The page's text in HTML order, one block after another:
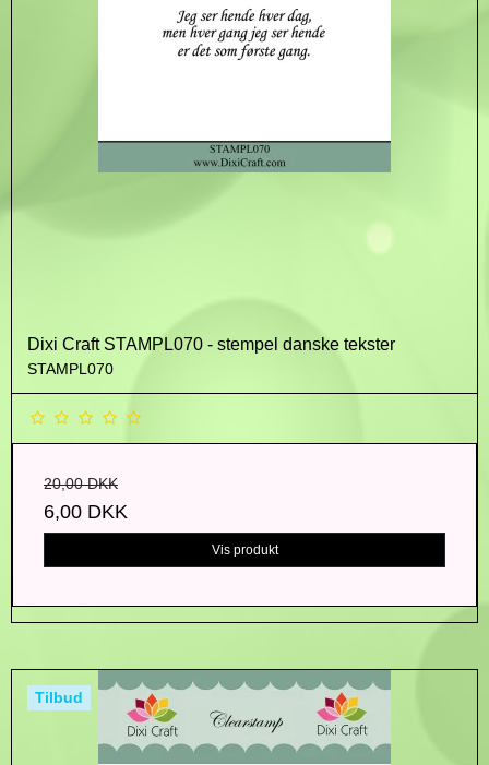
Dixi Craft STAMPL070 - stempel danske tekster
STAMPL070
20,00 DKK
6,00 DKK
Vis produkt
Tilbud